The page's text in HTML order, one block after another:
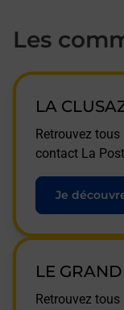
Les
LA
Retrouvez
contact La
Je
LE
Retrouvez